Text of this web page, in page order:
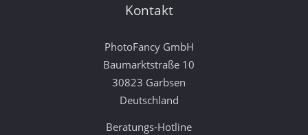
Kontakt
PhotoFancy GmbH
Baumarktstraße 10
30823 Garbsen
Deutschland
Beratungs-Hotline